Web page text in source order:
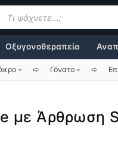
search
Οξυγονοθεραπεία
➪ Γόνατο ➪
με Άρθρωση